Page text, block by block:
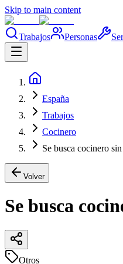
Skip to main content
Trabajos Personas
España
Trabajos
Cocinero
Se busca cocinero
Volver
Se busca
Otros